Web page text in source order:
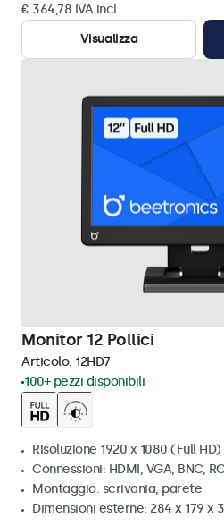
€ 364,78 IVA incl.
Visualizza
Monitor 12 Pollici
Articolo: 12HD7
100+ pezzi disponibili
Risoluzione 1920 x 1080 (Full HD)
Connessioni: HDMI, VGA, BNC,
Montaggio: scrivania, parete
Dimensioni esterne: 284 x 179 x